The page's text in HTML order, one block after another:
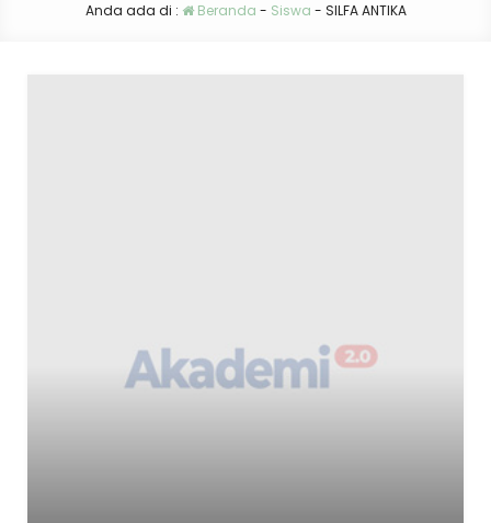
Anda ada di : Beranda - Siswa - SILFA ANTIKA